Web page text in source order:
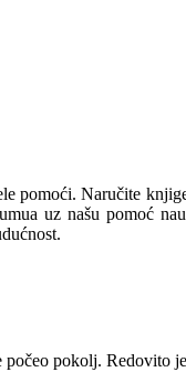
pomoći. Naručite
uz našu pomoć
pokolj. Redovito